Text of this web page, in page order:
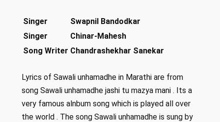
Singer
Swapnil Bandodkar
Singer
Chinar-Mahesh
Song Writer Chandrashekhar Sanekar
Lyrics of Sawali unhamadhe in Marathi are from
song Sawali unhamadhe jashi tu mazya mani . Its a
very famous alnbum song which is played all over
the world . The song Sawali unhamadhe is sung by